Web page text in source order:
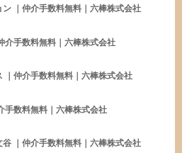
ン ｜仲介手数料無料｜六棒株式会社
介手数料無料｜六棒株式会社
｜仲介手数料無料｜六棒株式会社
手数料無料｜六棒株式会社
谷 ｜仲介手数料無料｜六棒株式会社